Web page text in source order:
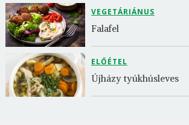
VEGETÁRIÁNUS
Falafel
ELŐÉTEL
Újházy tyúkhúsleves